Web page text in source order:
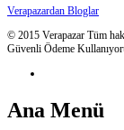
Verapazardan Bloglar
© 2015 Verapazar Tüm
Güvenli Ödeme
Ana Menü